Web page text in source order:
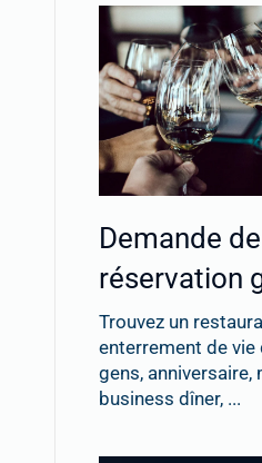
Demande de
réservation
Trouvez un
enterrement de vie
gens, anniversaire,
business dîner, ...